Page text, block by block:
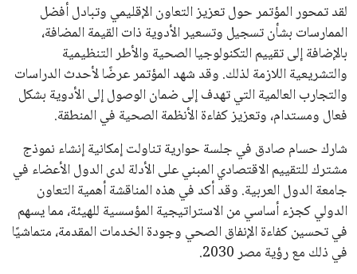
لقد تمحور المؤتمر حول تعزيز التعاون الإقليمي وتبادل أفضل
الممارسات بشأن تسجيل وتسعير الأدوية ذات القيمة المضافة،
بالإضافة إلى تقييم التكنولوجيا الصحية والأطر التنظيمية
والتشريعية اللازمة لذلك. وقد شهد المؤتمر عرضًا لأحدث الدراسات
والتجارب العالمية التي تهدف إلى ضمان الوصول إلى الأدوية بشكل
فعال ومستدام، وتعزيز كفاءة الأنظمة الصحية في المنطقة.
شارك حسام صادق في جلسة حوارية تناولت إمكانية إنشاء نموذج
مشترك للتقييم الاقتصادي المبني على الأدلة لدى الدول الأعضاء في
جامعة الدول العربية. وقد أكد في هذه المناقشة أهمية التعاون
الدولي كجزء أساسي من الاستراتيجية المؤسسية للهيئة، مما يسهم
في تحسين كفاءة الإنفاق الصحي وجودة الخدمات المقدمة، متماشيًا
في ذلك مع رؤية مصر 2030.